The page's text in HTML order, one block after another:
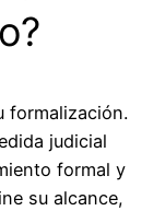
formalización.
judicial
formal y
su alcance,